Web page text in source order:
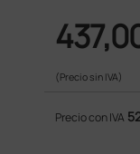
(Precio sin IVA)
Precio con IVA